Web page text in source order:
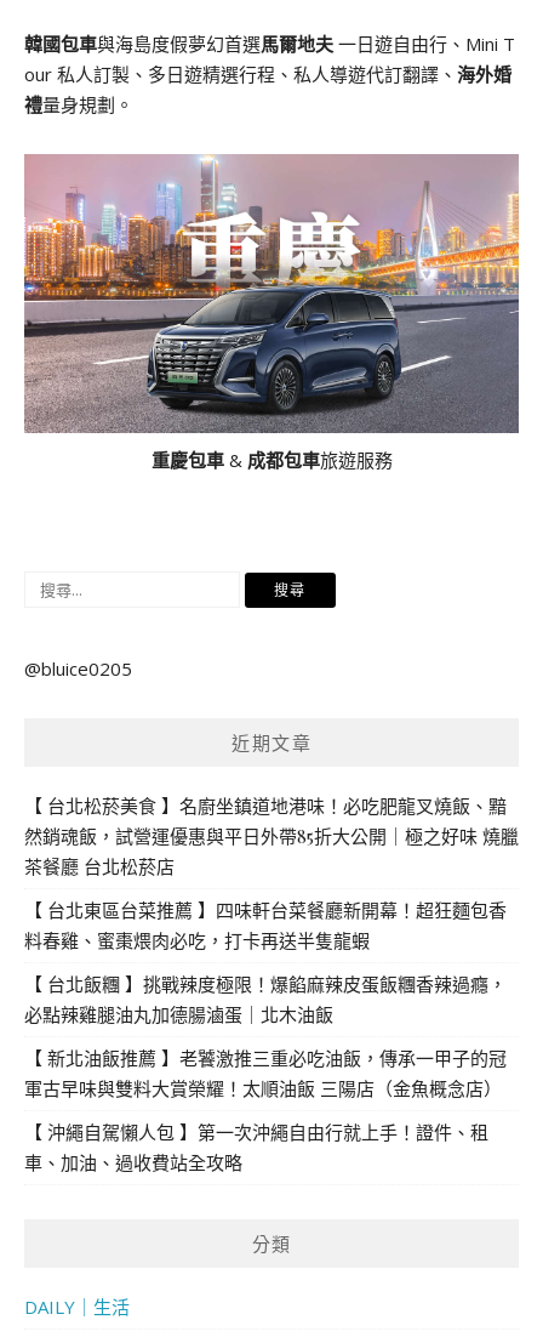
韓國包車與海島度假夢幻首選馬爾地夫 一日遊自由行、Mini T
our 私人訂製、多日遊精選行程、私人導遊代訂翻譯、 海外婚
禮量身規劃。
重慶包車& 成都包車旅遊服務
搜
鍵
@bluice0205
近期文章
【 台北松菸美食 】名廚坐鎮道地港味！必吃肥龍叉燒飯、黯
然銷魂飯，試營運優惠與平日外帶85折大公開｜極之好味 燒臘
茶餐廳 台北松菸店
【 台北東區台菜推薦 】四味軒台菜餐廳新開幕！超狂麵包香
料春雞、蜜棗煨肉必吃，打卡再送半隻龍蝦
【 台北飯糰 】挑戰辣度極限！爆餡麻辣皮蛋飯糰香辣過癮，
必點辣雞腿油丸加德腸滷蛋｜北木油飯
【 新北油飯推薦 】老饕激推三重必吃油飯，傳承一甲子的冠
軍古早味與雙料大賞榮耀！太順油飯 三陽店（金魚概念店）
【 沖繩自駕懶人包 】第一次沖繩自由行就上手！證件、租
車、加油、過收費站全攻略
分類
DAILY｜生活